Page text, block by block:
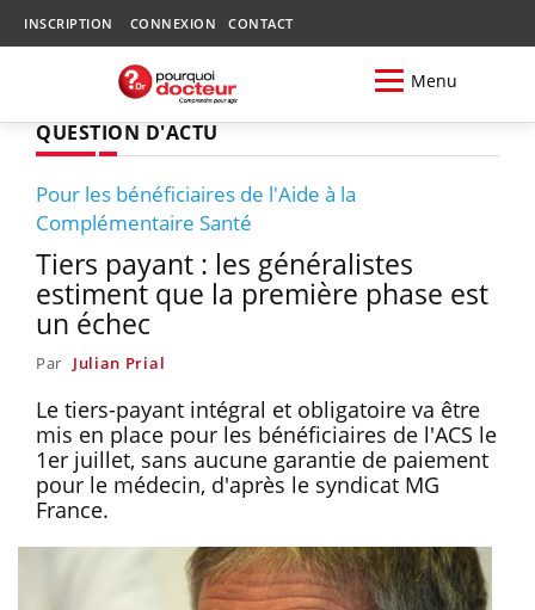
INSCRIPTION CONNEXION CONTACT
Menu
QUESTION D'ACTU
Pour les bénéficiaires de l'Aide à la
Complémentaire Santé
Tiers payant : les généralistes
estiment que la première phase est
un échec
Par Julian Prial
Le tiers-payant intégral et obligatoire va être
mis en place pour les bénéficiaires de l'ACS le
1er juillet, sans aucune garantie de paiement
pour le médecin, d'après le syndicat MG
France.